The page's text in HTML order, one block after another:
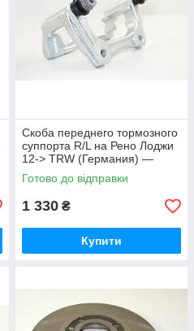
Скоба переднего тормозного
суппорта R/L на Рено Лоджи
12-> TRW (Германия) —
BDA671
Готово до відправки
1 330 ₴
Купити